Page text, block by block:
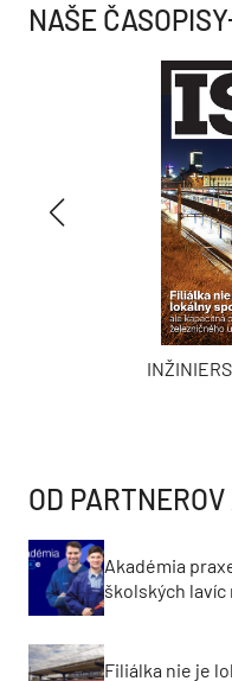
NAŠE ČASOPISY
OD PARTNEROV
Akadémia
školských
Filiálka nie je